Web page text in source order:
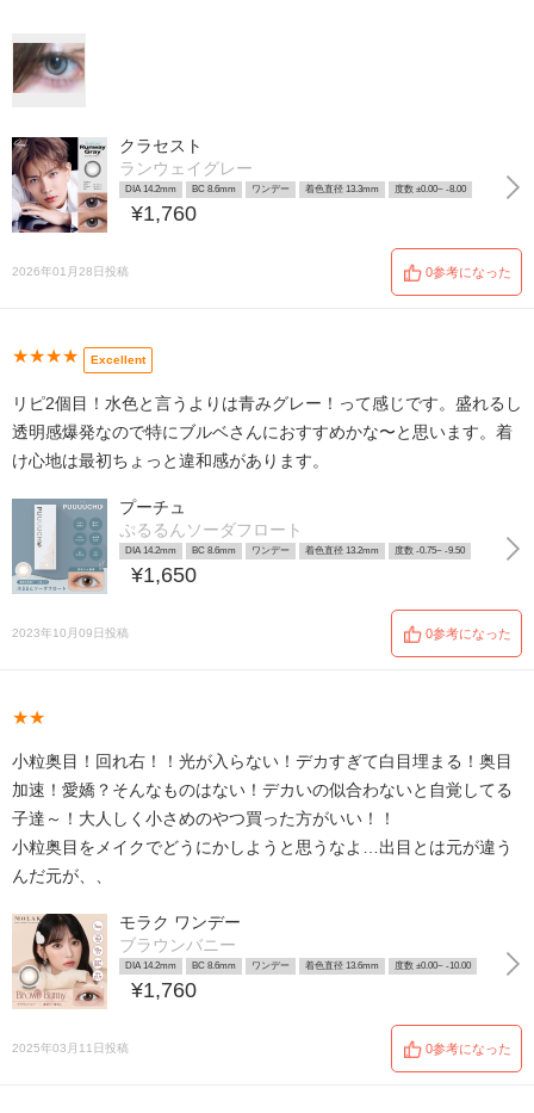
クラセスト
ランウェイグレー
DIA 14.2mm BC 8.6mm ワンデー 着色直径 13.3mm 度数 ±0.00~ -8.00
¥1,760
2026年01月28日投稿 0参考になった
★★★★ Excellent
リピ2個目！水色と言うよりは青みグレー！って感じです。盛れるし
透明感爆発なので特にブルベさんにおすすめかな〜と思います。着
け心地は最初ちょっと違和感があります。
プーチュ
ぷるるんソーダフロート
DIA 14.2mm BC 8.6mm ワンデー 着色直径 13.2mm 度数 -0.75~ -9.50
¥1,650
2023年10月09日投稿 0参考になった
★★
小粒奥目！回れ右！！光が入らない！デカすぎて白目埋まる！奥目
加速！愛嬌？そんなものはない！デカいの似合わないと自覚してる
子達～！大人しく小さめのやつ買った方がいい！！
小粒奥目をメイクでどうにかしようと思うなよ…出目とは元が違う
んだ元が、、
モラク ワンデー
ブラウンバニー
DIA 14.2mm BC 8.6mm ワンデー 着色直径 13.6mm 度数 ±0.00~ -10.00
¥1,760
2025年03月11日投稿 0参考になった